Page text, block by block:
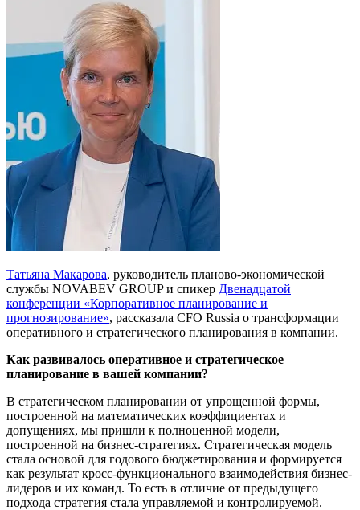
Татьяна Макарова, руководитель планово-экономической
службы NOVABEV GROUP и спикер Двенадцатой
конференции «Корпоративное планирование и
прогнозирование», рассказала CFO Russia о трансформации
оперативного и стратегического планирования в компании.
Как развивалось оперативное и стратегическое
планирование в вашей компании?
В стратегическом планировании от упрощенной формы,
построенной на математических коэффициентах и
допущениях, мы пришли к полноценной модели,
построенной на бизнес-стратегиях. Стратегическая модель
стала основой для годового бюджетирования и формируется
как результат кросс-функционального взаимодействия бизнес-
лидеров и их команд. То есть в отличие от предыдущего
подхода стратегия стала управляемой и контролируемой.